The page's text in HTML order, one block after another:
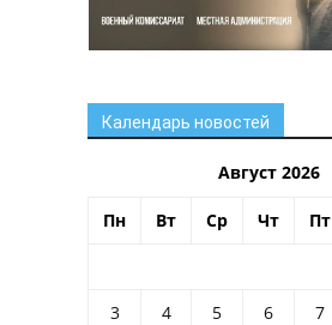
Календарь новостей
Август 2026
Пн Вт Ср Чт Пт
3
4 5 6 7